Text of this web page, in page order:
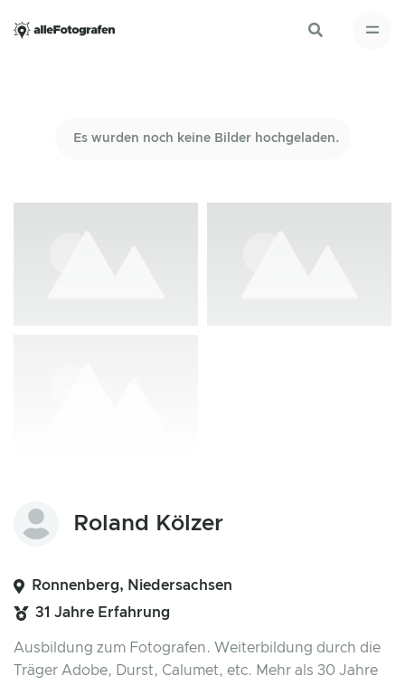
Es wurden noch keine Bilder hochgeladen.
Roland Kölzer
Ronnenberg, Niedersachsen
31 Jahre Erfahrung
Ausbildung zum Fotografen. Weiterbildung durch die
Träger Adobe, Durst, Calumet, etc. Mehr als 30 Jahre